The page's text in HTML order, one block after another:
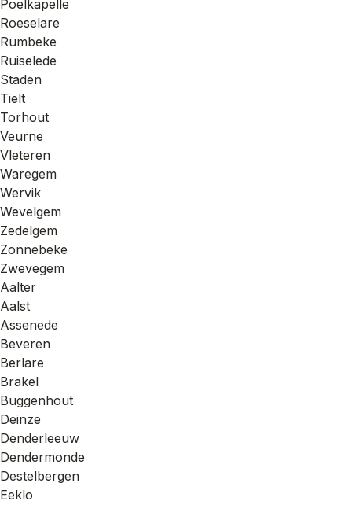
Poelkapelle
Roeselare
Rumbeke
Ruiselede
Staden
Tielt
Torhout
Veurne
Vleteren
Waregem
Wervik
Wevelgem
Zedelgem
Zonnebeke
Zwevegem
Aalter
Aalst
Assenede
Beveren
Berlare
Brakel
Buggenhout
Deinze
Denderleeuw
Dendermonde
Destelbergen
Eeklo